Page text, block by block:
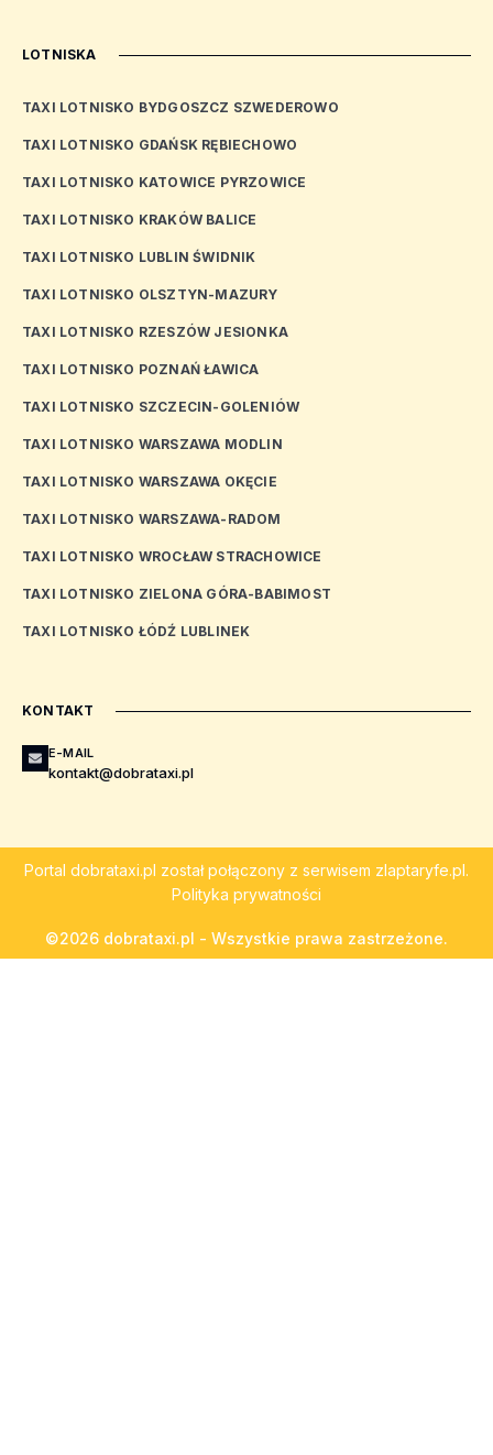
LOTNISKA
TAXI LOTNISKO BYDGOSZCZ SZWEDEROWO
TAXI LOTNISKO GDAŃSK RĘBIECHOWO
TAXI LOTNISKO KATOWICE PYRZOWICE
TAXI LOTNISKO KRAKÓW BALICE
TAXI LOTNISKO LUBLIN ŚWIDNIK
TAXI LOTNISKO OLSZTYN-MAZURY
TAXI LOTNISKO RZESZÓW JESIONKA
TAXI LOTNISKO POZNAŃ ŁAWICA
TAXI LOTNISKO SZCZECIN-GOLENIÓW
TAXI LOTNISKO WARSZAWA MODLIN
TAXI LOTNISKO WARSZAWA OKĘCIE
TAXI LOTNISKO WARSZAWA-RADOM
TAXI LOTNISKO WROCŁAW STRACHOWICE
TAXI LOTNISKO ZIELONA GÓRA-BABIMOST
TAXI LOTNISKO ŁÓDŹ LUBLINEK
KONTAKT
E-MAIL
kontakt@dobrataxi.pl
Portal dobrataxi.pl został połączony z serwisem zlaptaryfe.pl.
Polityka prywatności
©2026 dobrataxi.pl - Wszystkie prawa zastrzeżone.